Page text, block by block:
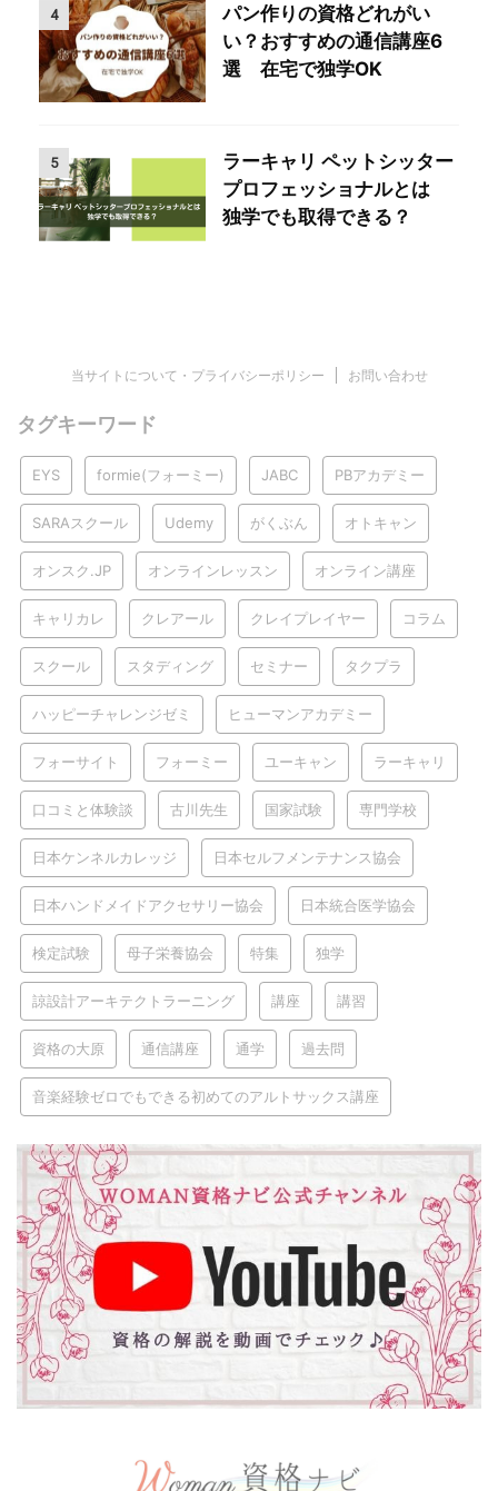
4
パン作りの資格どれがい
い？おすすめの通信講座6
選 在宅で独学OK
5
ラーキャリ ペットシッター
プロフェッショナルとは
独学でも取得できる？
当サイトについて・プライバシーポリシー お問い合わせ
タグキーワード
EYS formie(フォーミー) JABC PBアカデミー
SARAスクール Udemy がくぶん オトキャン
オンスク.JP オンラインレッスン オンライン講座
キャリカレ クレアール クレイプレイヤー コラム
スクール スタディング セミナー タクプラ
ハッピーチャレンジゼミ ヒューマンアカデミー
フォーサイト フォーミー ユーキャン ラーキャリ
口コミと体験談 古川先生 国家試験 専門学校
日本ケンネルカレッジ 日本セルフメンテナンス協会
日本ハンドメイドアクセサリー協会 日本統合医学協会
検定試験 母子栄養協会 特集 独学
諒設計アーキテクトラーニング 講座 講習
資格の大原 通信講座 通学 過去問
音楽経験ゼロでもできる初めてのアルトサックス講座